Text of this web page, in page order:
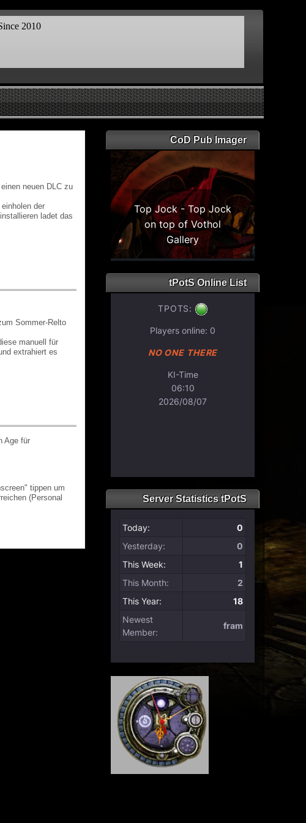
neuen DLC zu
der
ladet das
Sommer-Relto
manuell für
extrahiert es
Age für
tippen um
(Personal
CoD Pub Imager
tPotS Online List
Server Statistics tPotS